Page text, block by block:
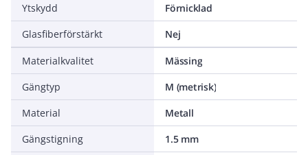
Ytskydd
Förnicklad
Glasfiberförstärkt
Nej
Materialkvalitet
Mässing
Gängtyp
M (metrisk)
Material
Metall
Gängstigning
1.5 mm